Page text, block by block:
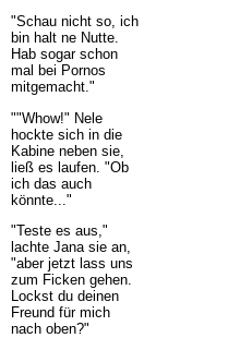
"Schau nicht so, ich
bin halt ne Nutte.
Hab sogar schon
mal bei Pornos
mitgemacht."
""Whow!" Nele
hockte sich in die
Kabine neben sie,
ließ es laufen. "Ob
ich das auch
könnte..."
"Teste es aus,"
lachte Jana sie an,
"aber jetzt lass uns
zum Ficken gehen.
Lockst du deinen
Freund für mich
nach oben?"